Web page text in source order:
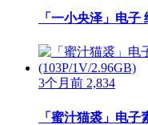
「一小央泽」电子
3个月前 2,834
「蜜汁猫裘」电